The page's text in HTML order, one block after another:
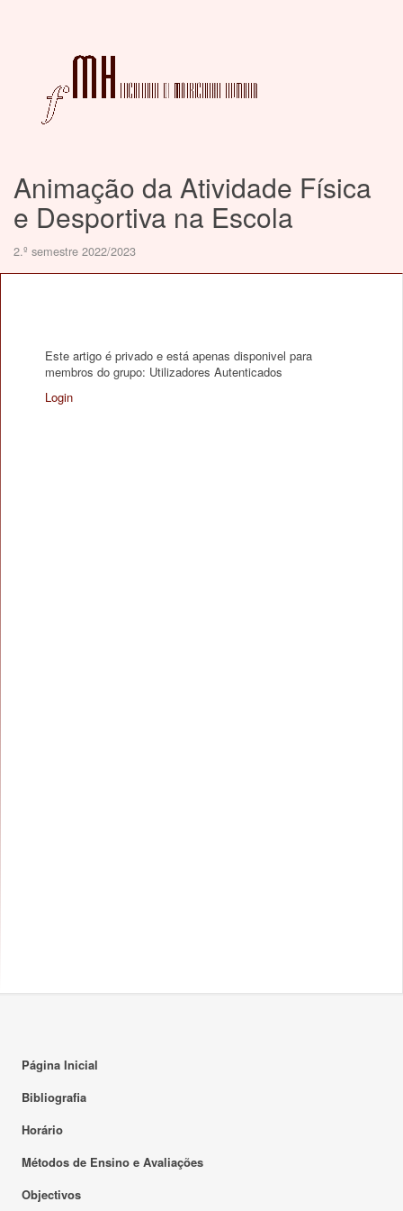
Animação da Atividade Física
e Desportiva na Escola
2.º semestre 2022/2023
Este artigo é privado e está apenas disponivel para
membros do grupo: Utilizadores Autenticados
Login
Página Inicial
Bibliografia
Horário
Métodos de Ensino e Avaliações
Objectivos